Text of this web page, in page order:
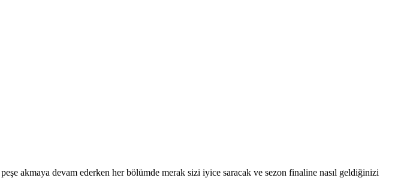
akmaya devam ederken her bölümde merak sizi iyice saracak ve sezon finaline nasıl geldiğinizi